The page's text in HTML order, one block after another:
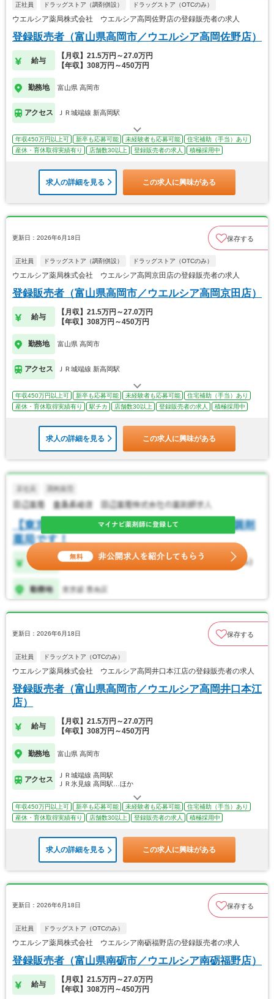
正社員 ドラッグストア（調剤併設） ドラッグストア（OTCのみ）
ウエルシア薬局株式会社 ウエルシア高岡佐野店の登録販売者の求人
登録販売者（富山県高岡市／ウエルシア高岡佐野店）
給与
【月収】21.5万円～27.0万円
【年収】308万円～450万円
勤務地 富山県 高岡市
アクセス ＪＲ城端線 新高岡駅
年収450万円以上可 新卒も応募可能 未経験者も応募可能
住宅補助（手当）あり
産休・育休取得実績有り
店舗数30以上 登録販売者の求人 積極採用中
求人の詳細を見る この求人に興味がある
更新日：2026年6月18日 保存する
正社員 ドラッグストア（調剤併設） ドラッグストア（OTCのみ）
ウエルシア薬局株式会社 ウエルシア高岡京田店の登録販売者の求人
登録販売者（富山県高岡市／ウエルシア高岡京田店）
給与
【月収】21.5万円～27.0万円
【年収】308万円～450万円
勤務地 富山県 高岡市
アクセス ＪＲ城端線 新高岡駅
年収450万円以上可 新卒も応募可能 未経験者も応募可能
住宅補助（手当）あり
産休・育休取得実績有り
駅チカ 店舗数30以上 登録販売者の求人 積極採用中
求人の詳細を見る この求人に興味がある
更新日：2026年6月18日 保存する
正社員 ドラッグストア（OTCのみ）
ウエルシア薬局株式会社 ウエルシア高岡井口本江店の登録販売者の求人
登録販売者（富山県高岡市／ウエルシア高岡井口本江
店）
給与
【月収】21.5万円～27.0万円
【年収】308万円～450万円
勤務地 富山県 高岡市
アクセス
ＪＲ城端線 高岡駅
ＪＲ氷見線 高岡駅…ほか
年収450万円以上可 新卒も応募可能 未経験者も応募可能
住宅補助（手当）あり
産休・育休取得実績有り
店舗数30以上 登録販売者の求人 積極採用中
求人の詳細を見る この求人に興味がある
更新日：2026年6月18日 保存する
正社員 ドラッグストア（OTCのみ）
ウエルシア薬局株式会社 ウエルシア南砺福野店の登録販売者の求人
登録販売者（富山県南砺市／ウエルシア南砺福野店）
給与
【月収】21.5万円～27.0万円
【年収】308万円～450万円